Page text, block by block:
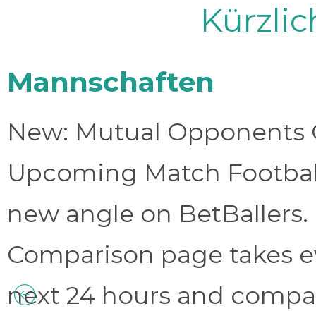
Mannschaften
New: Mutual Opponents
Upcoming Match
new angle on
Comparison page takes
next 24 hours and